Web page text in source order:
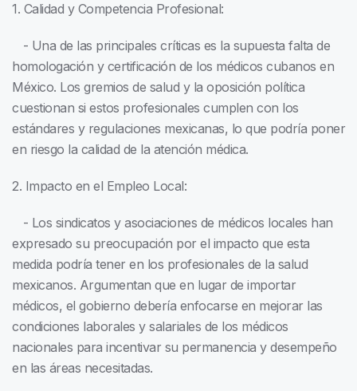
1. Calidad y Competencia Profesional:
- Una de las principales críticas es la supuesta falta de
homologación y certificación de los médicos cubanos en
México. Los gremios de salud y la oposición política
cuestionan si estos profesionales cumplen con los
estándares y regulaciones mexicanas, lo que podría poner
en riesgo la calidad de la atención médica.
2. Impacto en el Empleo Local:
- Los sindicatos y asociaciones de médicos locales han
expresado su preocupación por el impacto que esta
medida podría tener en los profesionales de la salud
mexicanos. Argumentan que en lugar de importar
médicos, el gobierno debería enfocarse en mejorar las
condiciones laborales y salariales de los médicos
nacionales para incentivar su permanencia y desempeño
en las áreas necesitadas.